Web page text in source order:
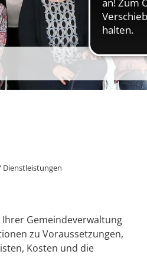
Dienstleistungen
Gemeindeverwaltung
zu Voraussetzungen,
Kosten und die